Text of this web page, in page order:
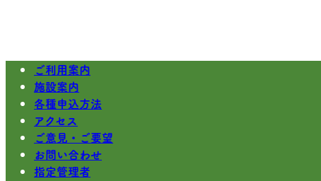
ご利用案内
施設案内
各種申込方法
アクセス
ご意見・ご要望
お問い合わせ
指定管理者